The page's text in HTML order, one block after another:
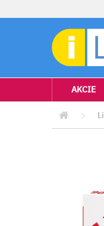
AKCIE
>